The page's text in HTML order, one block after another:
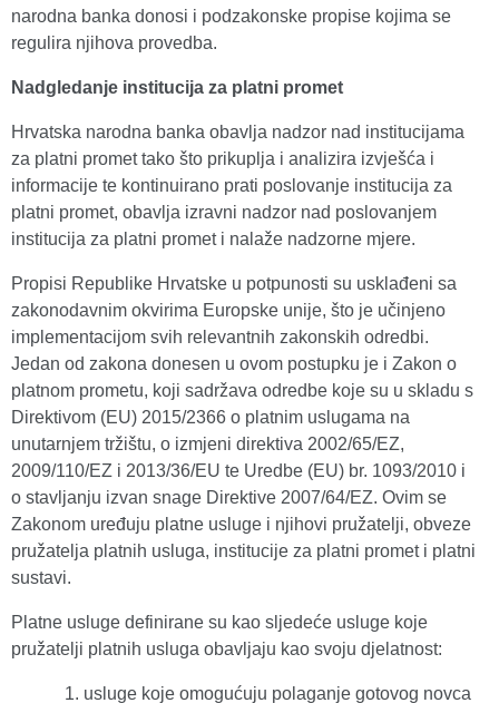
narodna banka donosi i podzakonske propise kojima se
regulira njihova provedba.
Nadgledanje institucija za platni promet
Hrvatska narodna banka obavlja nadzor nad institucijama
za platni promet tako što prikuplja i analizira izvješća i
informacije te kontinuirano prati poslovanje institucija za
platni promet, obavlja izravni nadzor nad poslovanjem
institucija za platni promet i nalaže nadzorne mjere.
Propisi Republike Hrvatske u potpunosti su usklađeni sa
zakonodavnim okvirima Europske unije, što je učinjeno
implementacijom svih relevantnih zakonskih odredbi.
Jedan od zakona donesen u ovom postupku je i Zakon o
platnom prometu, koji sadržava odredbe koje su u skladu s
Direktivom (EU) 2015/2366 o platnim uslugama na
unutarnjem tržištu, o izmjeni direktiva 2002/65/EZ,
2009/110/EZ i 2013/36/EU te Uredbe (EU) br. 1093/2010 i
o stavljanju izvan snage Direktive 2007/64/EZ. Ovim se
Zakonom uređuju platne usluge i njihovi pružatelji, obveze
pružatelja platnih usluga, institucije za platni promet i platni
sustavi.
Platne usluge definirane su kao sljedeće usluge koje
pružatelji platnih usluga obavljaju kao svoju djelatnost:
usluge koje omogućuju polaganje gotovog novca